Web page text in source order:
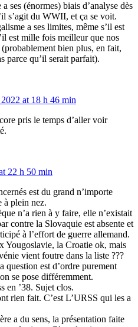
a ses (énormes) biais d’analyse dès
s’agit du WWII, et ça se voit.
a ses limites, même s’il est
est mille fois meilleur que nos
bien plus, en fait,
parce qu’il serait parfait).
at 18 h 46 min
pris le temps d’aller voir
22 h 50 min
est du grand n’importe
à plein nez.
n’a rien à y faire, elle n’existait
contre la Slovaquie est absente et
à l’effort de guerre allemand.
Yougoslavie, la Croatie ok, mais
vient foutre dans la liste ???
question est d’ordre purement
se pose différemment.
en ’38. Sujet clos.
rien fait. C’est L’URSS qui les a
a du sens, la présentation faite